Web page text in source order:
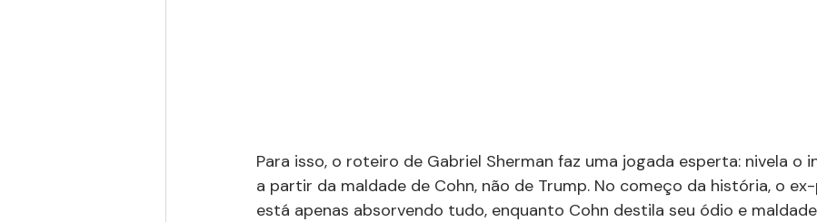
Para isso, o roteiro de Gabriel Sherman faz uma jogada esperta: nivela o
a partir da maldade de Cohn, não de Trump. No começo da história, o
está apenas absorvendo tudo, enquanto Cohn destila seu ódio e